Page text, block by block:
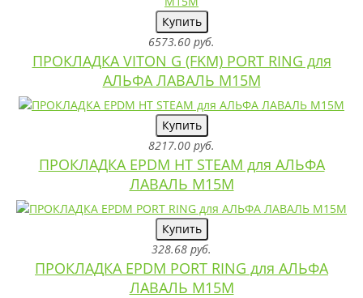
Купить
6573.60 руб.
ПРОКЛАДКА VITON G (FKM) PORT RING для
АЛЬФА ЛАВАЛЬ M15M
Купить
8217.00 руб.
ПРОКЛАДКА EPDM HT STEAM для АЛЬФА
ЛАВАЛЬ M15M
Купить
328.68 руб.
ПРОКЛАДКА EPDM PORT RING для АЛЬФА
ЛАВАЛЬ M15M